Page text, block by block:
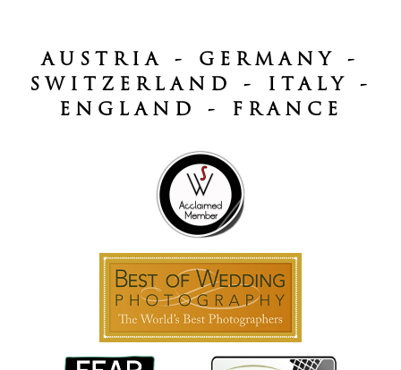
AUSTRIA - GERMANY -
SWITZERLAND - ITALY -
ENGLAND - FRANCE